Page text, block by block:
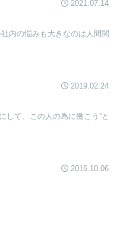
2021.07.14
内の悩みも大きなのは人間関
2019.02.24
して、この人の為に働こう”と
2016.10.06